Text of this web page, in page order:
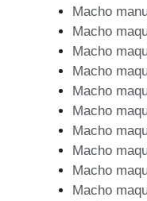
Macho
Macho
Macho
Macho
Macho
Macho
Macho
Macho
Macho
Macho